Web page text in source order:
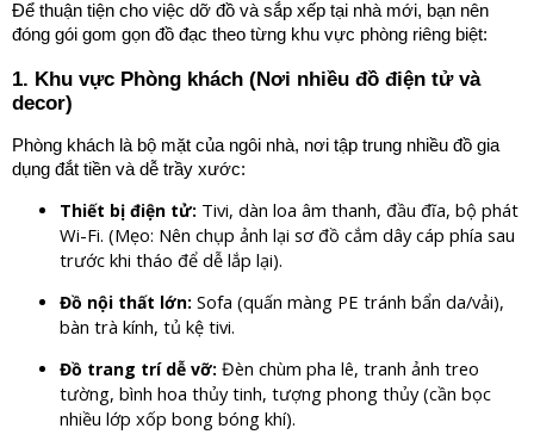
Để thuận tiện cho việc dỡ đồ và sắp xếp tại nhà mới, bạn nên
đóng gói gom gọn đồ đạc theo từng khu vực phòng riêng biệt:
1. Khu vực Phòng khách (Nơi nhiều đồ điện tử và
decor)
Phòng khách là bộ mặt của ngôi nhà, nơi tập trung nhiều đồ gia
dụng đắt tiền và dễ trầy xước:
Thiết bị điện tử: Tivi, dàn loa âm thanh, đầu đĩa, bộ phát
Wi-Fi. (Mẹo: Nên chụp ảnh lại sơ đồ cắm dây cáp phía sau
trước khi tháo để dễ lắp lại).
Đồ nội thất lớn: Sofa (quấn màng PE tránh bẩn da/vải),
bàn trà kính, tủ kệ tivi.
Đồ trang trí dễ vỡ: Đèn chùm pha lê, tranh ảnh treo
tường, bình hoa thủy tinh, tượng phong thủy (cần bọc
nhiều lớp xốp bong bóng khí).